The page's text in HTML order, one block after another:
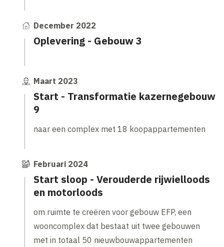
Oplevering - Gebouw 3
December 2022
Start - Transformatie kazernegebouw
9
Maart 2023
naar een complex met 18 koopappartementen
Start sloop - Verouderde rijwielloods
en motorloods
Februari 2024
om ruimte te creëren voor gebouw EFP, een
wooncomplex dat bestaat uit twee gebouwen
met in totaal 50 nieuwbouwappartementen